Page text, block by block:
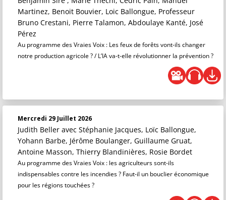
Martinez, Benoit Bouvier, Loic Ballongue, Professeur
Bruno Crestani, Pierre Talamon, Abdoulaye Kanté, José
Pérez
Au programme des Vraies Voix : Les feux de forêts vont-ils changer
notre production agricole ? / L’IA va-t-elle révolutionner la prévention ?
Mercredi 29 Juillet 2026
Judith Beller avec Stéphanie Jacques, Loïc Ballongue,
Yohann Barbe, Jérôme Boulanger, Guillaume Gruat,
Antoine Masson, Thierry Blandinières, Rosie Bordet
Au programme des Vraies Voix : les agriculteurs sont-ils
indispensables contre les incendies ? Faut-il un bouclier économique
pour les régions touchées ?